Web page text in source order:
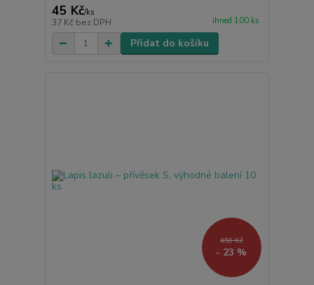
45 Kč/ks
37 Kč bez DPH ihned 100 ks
Přidat do košíku
650 Kč
- 23 %